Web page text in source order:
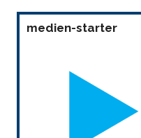
medien-starter